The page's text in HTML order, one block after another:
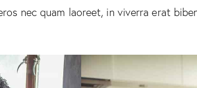
nec quam laoreet, in viverra erat